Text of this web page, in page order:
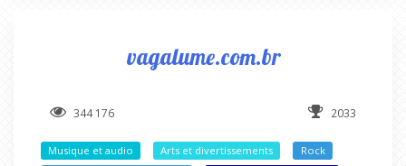
vagalume.com.br
344 176 2033
Musique et audio Arts et divertissements
Rock